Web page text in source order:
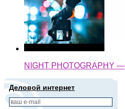
NIGHT PHOTOGRAPHY —
Деловой интернет